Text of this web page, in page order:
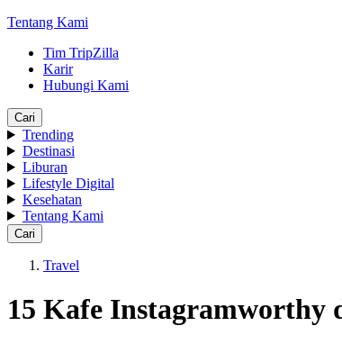
Tentang Kami
Tim TripZilla
Karir
Hubungi Kami
Cari
Trending
Destinasi
Liburan
Lifestyle Digital
Kesehatan
Tentang Kami
Cari
Travel
15 Kafe Instagramworthy